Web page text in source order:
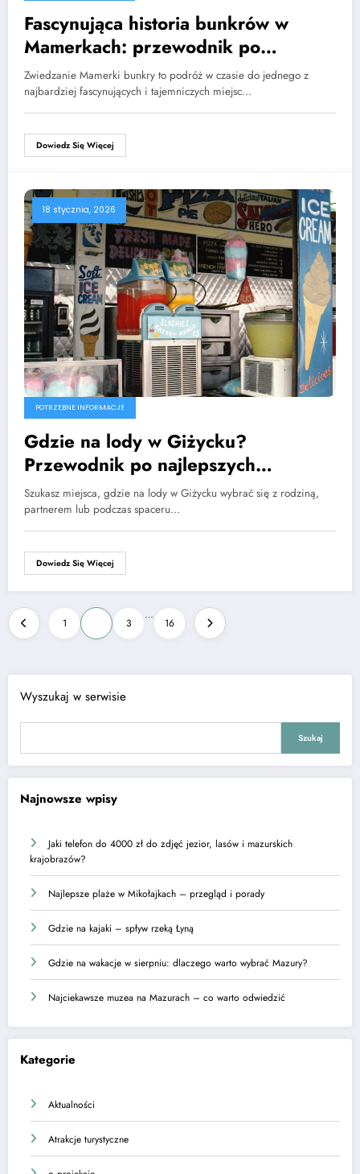
Fascynująca historia bunkrów w
Mamerkach: przewodnik po
atrakcjach
Zwiedzanie Mamerki bunkry to podróż w czasie do jednego z
najbardziej fascynujących i tajemniczych miejsc…
Dowiedz Się Więcej
18 stycznia, 2026
POTRZEBNE INFORMACJE
Gdzie na lody w Giżycku?
Przewodnik po najlepszych
lodziarniach
Szukasz miejsca, gdzie na lody w Giżycku wybrać się z rodziną,
partnerem lub podczas spaceru…
Dowiedz Się Więcej
Stronicowanie
wpisów
1 3
…
16
Wyszukaj w serwisie
Szukaj
Najnowsze wpisy
Jaki telefon do 4000 zł do zdjęć jezior, lasów i mazurskich
krajobrazów?
Najlepsze plaże w Mikołajkach – przegląd i porady
Gdzie na kajaki – spływ rzeką Łyną
Gdzie na wakacje w sierpniu: dlaczego warto wybrać Mazury?
Najciekawsze muzea na Mazurach – co warto odwiedzić
Kategorie
Aktualności
Atrakcje turystyczne